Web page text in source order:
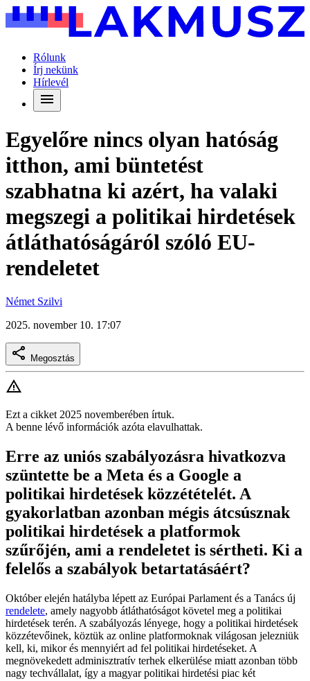
Rólunk
Írj nekünk
Hírlevél
Egyelőre nincs olyan hatóság
itthon, ami büntetést
szabhatna ki azért, ha valaki
megszegi a politikai hirdetések
átláthatóságáról szóló EU-
rendeletet
Német Szilvi
2025. november 10. 17:07
Megosztás
Ezt a cikket 2025 novemberében írtuk.
A benne lévő információk azóta elavulhattak.
Erre az uniós szabályozásra hivatkozva
szüntette be a Meta és a Google a
politikai hirdetések közzétételét. A
gyakorlatban azonban mégis átcsúsznak
politikai hirdetések a platformok
szűrőjén, ami a rendeletet is sértheti. Ki a
felelős a szabályok betartatásáért?
Október elején hatályba lépett az Európai Parlament és a Tanács új
rendelete, amely nagyobb átláthatóságot követel meg a politikai
hirdetések terén. A szabályozás lényege, hogy a politikai hirdetések
közzétevőinek, köztük az online platformoknak világosan jelezniük
kell, ki, mikor és mennyiért ad fel politikai hirdetéseket. A
megnövekedett adminisztratív terhek elkerülése miatt azonban több
nagy techvállalat, így a magyar politikai hirdetési piac két